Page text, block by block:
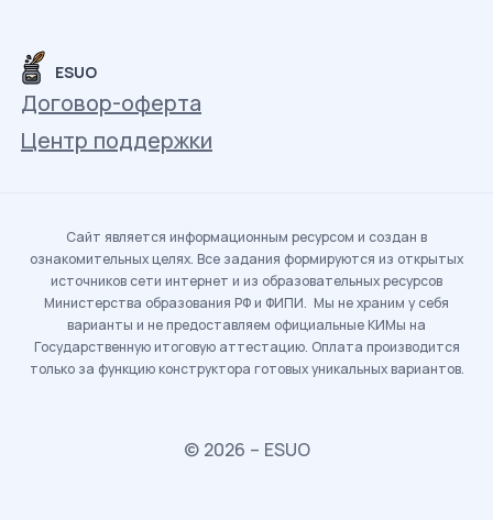
ESUO
Договор-оферта
Центр поддержки
Сайт является информационным ресурсом и создан в
ознакомительных целях. Все задания формируются из открытых
источников сети интернет и из образовательных ресурсов
Министерства образования РФ и ФИПИ. Мы не храним у себя
варианты и не предоставляем официальные КИМы на
Государственную итоговую аттестацию. Оплата производится
только за функцию конструктора готовых уникальных вариантов.
© 2026 – ESUO